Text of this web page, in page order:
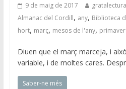
9 de maig de 2017 gratalectura
Almanac del Cordill, any, Biblioteca
hort, març, mesos de l'any,
Diuen que el març marceja, i
variable, i de moltes cares.
Saber-ne més